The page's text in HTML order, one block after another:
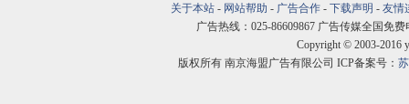
关于本站 - 网站帮助 - 广告合作 - 下载声明 - 友情
广告热线：025-86609867 广告传媒全国免费
Copyright © 2003-2016
版权所有 南京海盟广告有限公司 ICP备案号：